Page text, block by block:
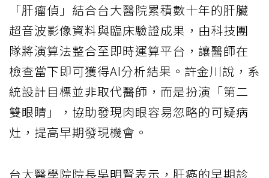
「肝瘤偵」結合台大醫院累積數十年的肝臟
超音波影像資料與臨床驗證成果，由科技團
隊將演算法整合至即時運算平台，讓醫師在
檢查當下即可獲得AI分析結果。許金川說，系
統設計目標並非取代醫師，而是扮演「第二
雙眼睛」，協助發現肉眼容易忽略的可疑病
灶，提高早期發現機會。
台大醫學院院長吳明賢表示，肝癌的早期診